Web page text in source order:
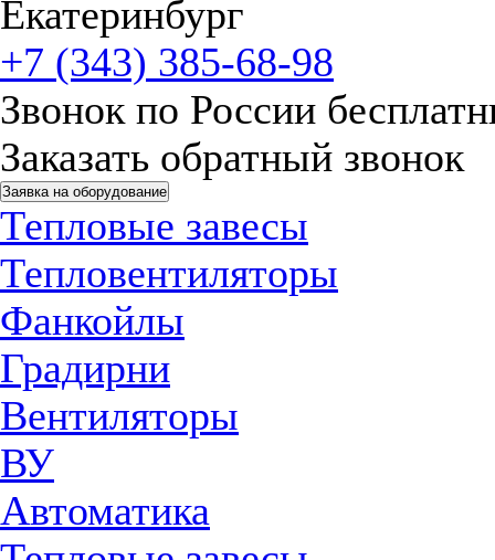
Екатеринбург
+7 (343) 385-68-98
Звонок по России
Заказать обратный звонок
Заявка на оборудование
Тепловые завесы
Тепловентиляторы
Фанкойлы
Градирни
Вентиляторы
ВУ
Автоматика